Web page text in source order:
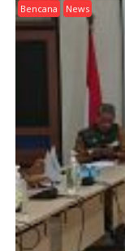
Bencana News